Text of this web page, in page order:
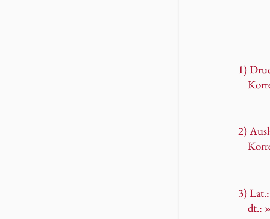
1)
2)
3)
dt.: